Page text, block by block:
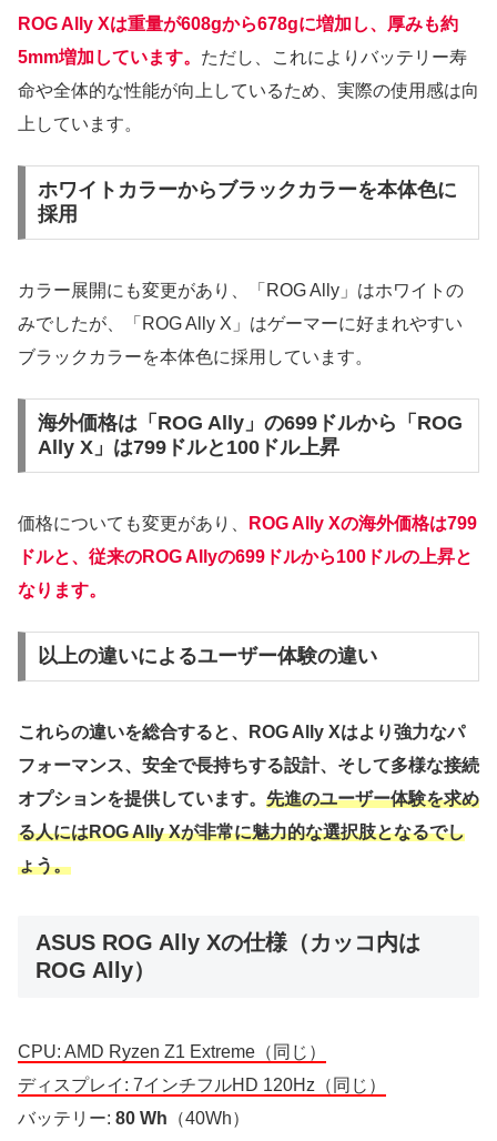
ROG Ally Xは重量が608gから678gに増加し、厚みも約
5mm増加しています。 ただし、これによりバッテリー寿
命や全体的な性能が向上しているため、実際の使用感は向
上しています。
ホワイトカラーからブラックカラーを本体色に
採用
カラー展開にも変更があり、「ROG Ally」はホワイトの
みでしたが、「ROG Ally X」はゲーマーに好まれやすい
ブラックカラーを本体色に採用しています。
海外価格は「ROG Ally」の699ドルから「ROG
Ally X」は799ドルと100ドル上昇
価格についても変更があり、
ROG Ally Xの海外価格は799
ドルと、従来のROG Allyの699ドルから100ドルの上昇と
なります。
以上の違いによるユーザー体験の違い
これらの違いを総合すると、ROG Ally Xはより強力なパ
フォーマンス、安全で長持ちする設計、そして多様な接続
オプションを提供しています。 先進のユーザー体験を求め
る人にはROG Ally Xが非常に魅力的な選択肢となるでし
ょう。
ASUS ROG Ally Xの仕様（カッコ内は
ROG Ally）
CPU: AMD Ryzen Z1 Extreme（同じ）
ディスプレイ: 7インチフルHD 120Hz（同じ）
バッテリー: 80 Wh （40Wh）